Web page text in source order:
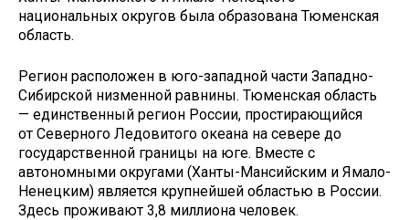
национальных округов была образована Тюменская
область.
Регион расположен в юго-западной части Западно-
Сибирской низменной равнины. Тюменская область
— единственный регион России, простирающийся
от Северного Ледовитого океана на севере до
государственной границы на юге. Вместе с
автономными округами (Ханты-Мансийским и Ямало-
Ненецким) является крупнейшей областью в России.
Здесь проживают 3,8 миллиона человек.